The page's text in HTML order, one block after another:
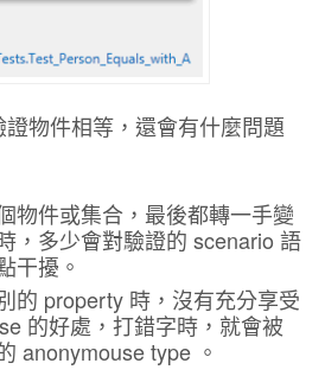
物件相等，還會有什麼問題
物件或集合，最後都轉一手變
，多少會對驗證的 scenario 語
干擾。
的 property 時，沒有充分享受
的好處，打錯字時，就會被
anonymouse type 。